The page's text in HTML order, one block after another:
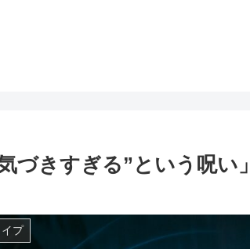
づきすぎる”という呪
プ